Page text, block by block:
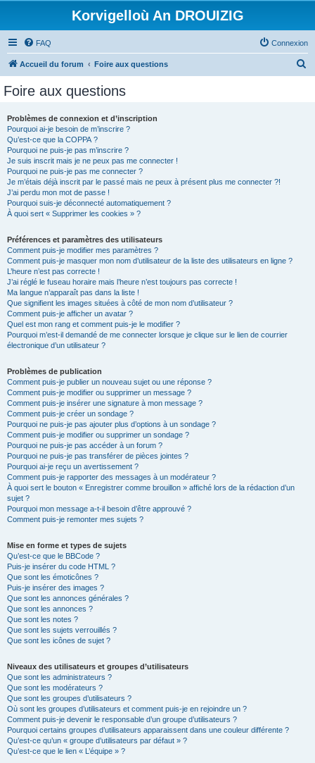
Korvigelloù An DROUIZIG
FAQ Connexion
Accueil du forum Foire aux questions
Foire aux questions
Problèmes de connexion et d’inscription
Pourquoi ai-je besoin de m’inscrire ?
Qu’est-ce que la COPPA ?
Pourquoi ne puis-je pas m’inscrire ?
Je suis inscrit mais je ne peux pas me connecter !
Pourquoi ne puis-je pas me connecter ?
Je m’étais déjà inscrit par le passé mais ne peux à présent plus me connecter ?!
J’ai perdu mon mot de passe !
Pourquoi suis-je déconnecté automatiquement ?
À quoi sert « Supprimer les cookies » ?
Préférences et paramètres des utilisateurs
Comment puis-je modifier mes paramètres ?
Comment puis-je masquer mon nom d’utilisateur de la liste des utilisateurs en ligne ?
L’heure n’est pas correcte !
J’ai réglé le fuseau horaire mais l’heure n’est toujours pas correcte !
Ma langue n’apparaît pas dans la liste !
Que signifient les images situées à côté de mon nom d’utilisateur ?
Comment puis-je afficher un avatar ?
Quel est mon rang et comment puis-je le modifier ?
Pourquoi m’est-il demandé de me connecter lorsque je clique sur le lien de courrier
électronique d’un utilisateur ?
Problèmes de publication
Comment puis-je publier un nouveau sujet ou une réponse ?
Comment puis-je modifier ou supprimer un message ?
Comment puis-je insérer une signature à mon message ?
Comment puis-je créer un sondage ?
Pourquoi ne puis-je pas ajouter plus d’options à un sondage ?
Comment puis-je modifier ou supprimer un sondage ?
Pourquoi ne puis-je pas accéder à un forum ?
Pourquoi ne puis-je pas transférer de pièces jointes ?
Pourquoi ai-je reçu un avertissement ?
Comment puis-je rapporter des messages à un modérateur ?
À quoi sert le bouton « Enregistrer comme brouillon » affiché lors de la rédaction d’un
sujet ?
Pourquoi mon message a-t-il besoin d’être approuvé ?
Comment puis-je remonter mes sujets ?
Mise en forme et types de sujets
Qu’est-ce que le BBCode ?
Puis-je insérer du code HTML ?
Que sont les émoticônes ?
Puis-je insérer des images ?
Que sont les annonces générales ?
Que sont les annonces ?
Que sont les notes ?
Que sont les sujets verrouillés ?
Que sont les icônes de sujet ?
Niveaux des utilisateurs et groupes d’utilisateurs
Que sont les administrateurs ?
Que sont les modérateurs ?
Que sont les groupes d’utilisateurs ?
Où sont les groupes d’utilisateurs et comment puis-je en rejoindre un ?
Comment puis-je devenir le responsable d’un groupe d’utilisateurs ?
Pourquoi certains groupes d’utilisateurs apparaissent dans une couleur différente ?
Qu’est-ce qu’un « groupe d’utilisateurs par défaut » ?
Qu’est-ce que le lien « L’équipe » ?